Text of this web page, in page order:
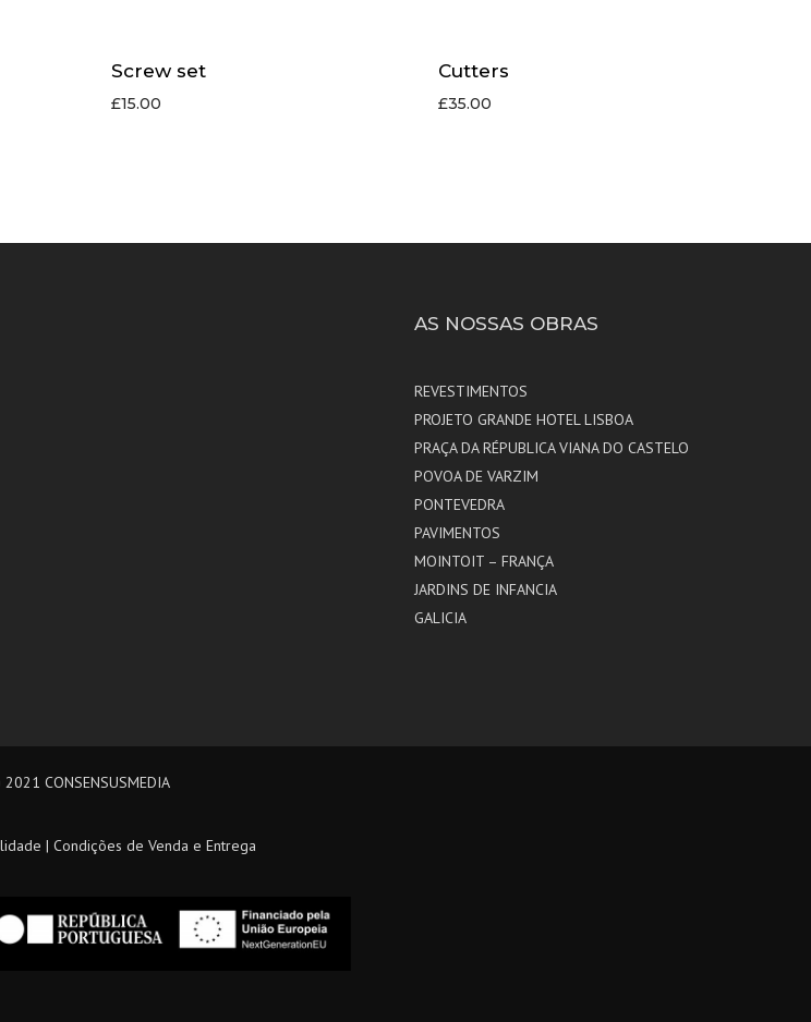
Screw set
£15.00
Cutters
£35.00
AS NOSSAS OBRAS
REVESTIMENTOS
PROJETO GRANDE HOTEL LISBOA
PRAÇA DA RÉPUBLICA VIANA DO CASTELO
POVOA DE VARZIM
PONTEVEDRA
PAVIMENTOS
MOINTOIT – FRANÇA
JARDINS DE INFANCIA
GALICIA
CONSENSUSMEDIA
| Condições de Venda e Entrega